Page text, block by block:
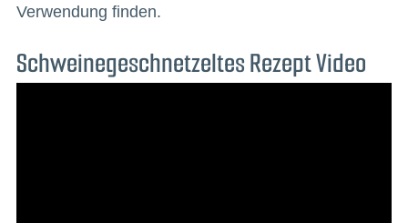
Verwendung finden.
Schweinegeschnetzeltes Rezept Video